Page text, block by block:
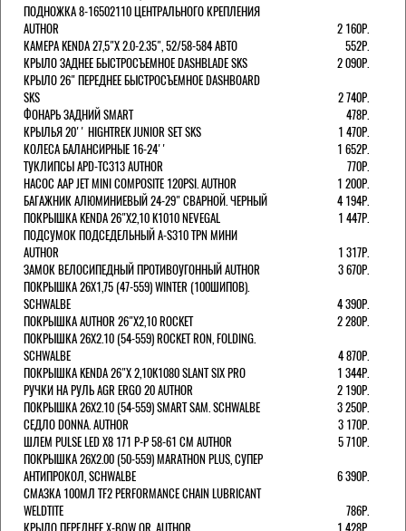
ПОДНОЖКА 8-16502110 ЦЕНТРАЛЬНОГО КРЕПЛЕНИЯ
AUTHOR
2 160Р.
КАМЕРА KENDA 27,5"Х 2.0-2.35", 52/58-584 АВТО
552Р.
КРЫЛО ЗАДНЕЕ БЫСТРОСЪЕМНОЕ DASHBLADE SKS
2 090Р.
КРЫЛО 26" ПЕРЕДНЕЕ БЫСТРОСЪЕМНОЕ DASHBOARD
SKS
2 740Р.
ФОНАРЬ ЗАДНИЙ SMART
478Р.
КРЫЛЬЯ 20'' HIGHTREK JUNIOR SET SKS
1 470Р.
КОЛЕСА БАЛАНСИРНЫЕ 16-24''
1 652Р.
ТУКЛИПСЫ APD-TC313 AUTHOR
770Р.
НАСОС AAP JET MINI COMPOSITE 120PSI. AUTHOR
1 200Р.
БАГАЖНИК АЛЮМИНИЕВЫЙ 24-29" СВАРНОЙ. ЧЕРНЫЙ
4 194Р.
ПОКРЫШКА KENDA 26"Х2,10 K1010 NEVEGAL
1 447Р.
ПОДСУМОК ПОДСЕДЕЛЬНЫЙ A-S310 TPN МИНИ
AUTHOR
1 317Р.
ЗАМОК ВЕЛОСИПЕДНЫЙ ПРОТИВОУГОННЫЙ AUTHOR
3 670Р.
ПОКРЫШКА 26X1,75 (47-559) WINTER (100ШИПОВ).
SCHWALBE
4 390Р.
ПОКРЫШКА AUTHOR 26"Х2,10 ROCKET
2 280Р.
ПОКРЫШКА 26X2.10 (54-559) ROCKET RON, FOLDING.
SCHWALBE
4 870Р.
ПОКРЫШКА KENDA 26"Х 2,10K1080 SLANT SIX PRO
1 344Р.
РУЧКИ НА РУЛЬ AGR ERGO 20 AUTHOR
2 190Р.
ПОКРЫШКА 26X2.10 (54-559) SMART SAM. SCHWALBE
3 250Р.
СЕДЛО DONNA. AUTHOR
3 170Р.
ШЛЕМ PULSE LED X8 171 Р-Р 58-61 СМ AUTHOR
5 710Р.
ПОКРЫШКА 26X2.00 (50-559) MARATHON PLUS, СУПЕР
АНТИПРОКОЛ, SCHWALBE
6 390Р.
СМАЗКА 100МЛ TF2 PERFORMANCE CHAIN LUBRICANT
WELDTITE
786Р.
КРЫЛО ПЕРЕДНЕЕ X-BOW QR. AUTHOR
1 428Р.